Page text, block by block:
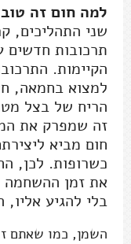
למה חום זה
שני התהליכים,
תרכובות חדשים
הקיימות.
למצוא בחמאה,
הריח של בצל
זה שמפרק את
חום מביא
כשרופות. לכן,
את זמן ההשחמה
בלי להגיע
השמן, כמו שאתם